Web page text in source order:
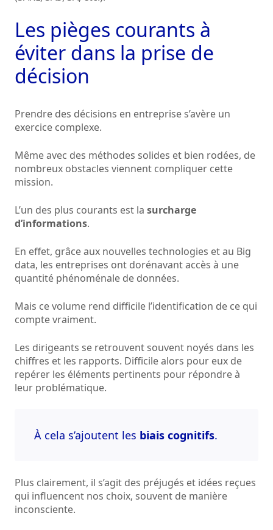
Les pièges courants à
éviter dans la prise de
décision
Prendre des décisions en entreprise s’avère un
exercice complexe.
Même avec des méthodes solides et bien rodées, de
nombreux obstacles viennent compliquer cette
mission.
L’un des plus courants est la surcharge
d’informations.
En effet, grâce aux nouvelles technologies et au Big
data, les entreprises ont dorénavant accès à une
quantité phénoménale de données.
Mais ce volume rend difficile l’identification de ce qui
compte vraiment.
Les dirigeants se retrouvent souvent noyés dans les
chiffres et les rapports. Difficile alors pour eux de
repérer les éléments pertinents pour répondre à
leur problématique.
À cela s’ajoutent les biais cognitifs.
Plus clairement, il s’agit des préjugés et idées reçues
qui influencent nos choix, souvent de manière
inconsciente.